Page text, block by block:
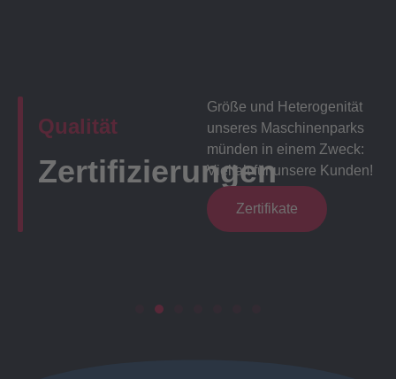
Qualität
Zertifizierungen
Größe und Heterogenität
unseres Maschinenparks
münden in einem Zweck:
Vielfalt für unsere Kunden!
Zertifikate